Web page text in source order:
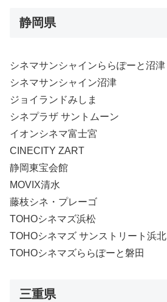
静岡県
シネマサンシャインららぽーと沼津
シネマサンシャイン沼津
ジョイランドみしま
シネプラザ サントムーン
イオンシネマ富士宮
CINECITY ZART
静岡東宝会館
MOVIX清水
藤枝シネ・プレーゴ
TOHOシネマズ浜松
TOHOシネマズ サンストリート浜北
TOHOシネマズららぽーと磐田
三重県